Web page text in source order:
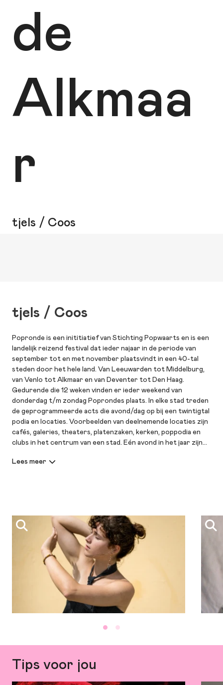
de
Alkmaa
r
tjels / Coos
tjels / Coos
Popronde is een inititiatief van Stichting Popwaarts en is een
landelijk reizend festival dat ieder najaar in de periode van
september tot en met november plaatsvindt in een 40-tal
steden door het hele land. Van Leeuwarden tot Middelburg,
van Venlo tot Alkmaar en van Deventer tot Den Haag.
Gedurende die 12 weken vinden er ieder weekend van
donderdag t/m zondag Poprondes plaats. In elke stad treden
de geprogrammeerde acts die avond/dag op bij een twintigtal
podia en locaties. Voorbeelden van deelnemende locaties zijn
cafés, galeries, theaters, platenzaken, kerken, poppodia en
clubs in het centrum van een stad. Eén avond in het jaar zijn
het centrum het festivalterrein.
tjels – 20.30 – 21.15u
tjels is een kunstenaar met een passie voor het vertellen van
verhalen via muziek. Ze zoekt naar de balans tussen
kwetsbaarheid en kracht, waarbij haar liedjes persoonlijke
ervaringen weerspiegelen en een zoektocht naar betekenis.
Haar optredens zijn al vergeleken met de grillige
overpeinzingen van AURORA vermengd met de ingetogen
maar indringende verhalen van Adrienne Lenke.
Coos schrijft ongefilterde indie folk/pop nummers met
met zesstemmige vocalen. Coos haar emoties sturen de
muziek, de liedjes variëren van klein en intiem tot groots en
intens.
Tips voor jou